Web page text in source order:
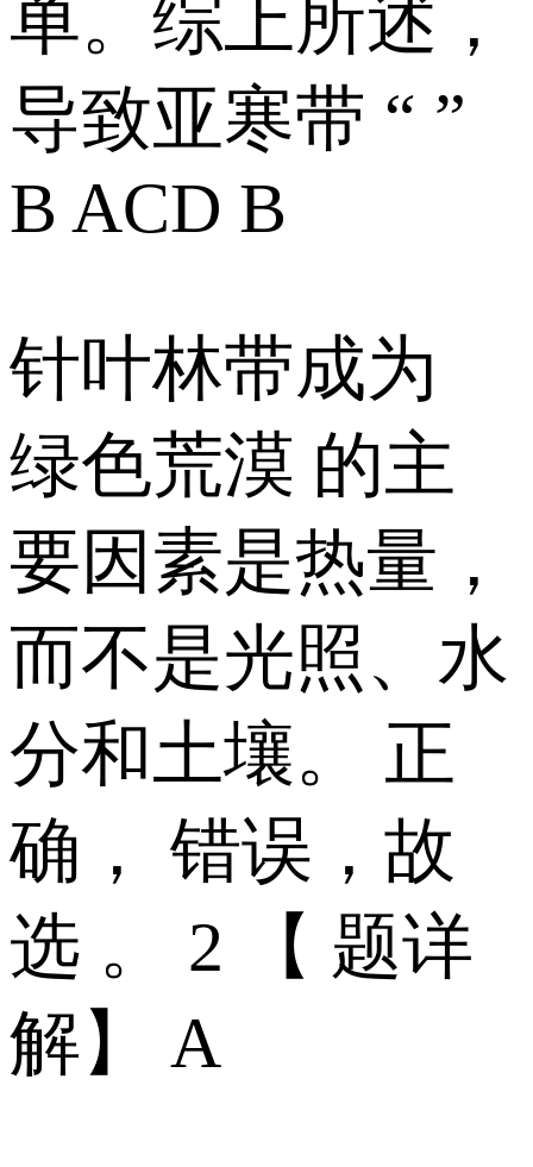
单。综上所述，
导致亚寒带 “ ”
B ACD B
针叶林带成为
绿色荒漠 的主
要因素是热量，
而不是光照、水
分和土壤。 正
确， 错误，故
选 。 2 【 题详
解】 A